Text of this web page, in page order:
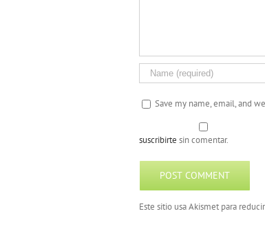
Save my name, email, and
suscribirte sin comentar.
Este sitio usa Akismet para